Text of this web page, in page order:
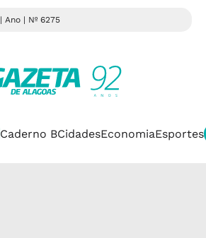
Ano | Nº 6275
Caderno BCidadesEconomiaEsportes